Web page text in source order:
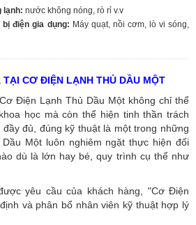
lạnh: nước không nóng, rò rỉ v.v
điện gia dụng: Máy quạt, nồi cơm, lò vi sóng,
CƠ ĐIỆN LẠNH THỦ DẦU MỘT
Điện Lạnh Thủ Dầu Một không chỉ thể
học mà còn thể hiện tinh thần trách
đủ, đúng kỹ thuật là một trong những
Một luôn nghiêm ngặt thực hiện đối
dù là lớn hay bé, quy trình cụ thể như
yêu cầu của khách hàng, "Cơ Điện
và phân bổ nhân viên kỹ thuật hợp lý